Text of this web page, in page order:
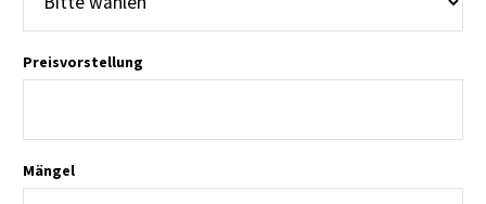
Preisvorstellung
Mängel